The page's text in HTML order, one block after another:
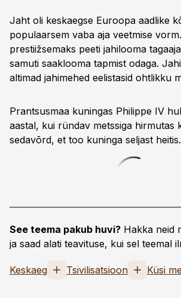
Jaht oli keskaegse Euroopa aadlike
populaarsem vaba aja veetmise
prestiižsemaks peeti jahilooma
samuti saaklooma tapmist odaga.
altimad jahimehed eelistasid ohtlikku
Prantsusmaa kuningas ­Philippe IV
aastal, kui ründav metssiga hirmutas
sedavõrd, et too kuninga seljast heitis.
See teema pakub huvi? Hakka neid
ja saad alati teavituse, kui sel teemal
Keskaeg Tsivilisatsioon Küsi